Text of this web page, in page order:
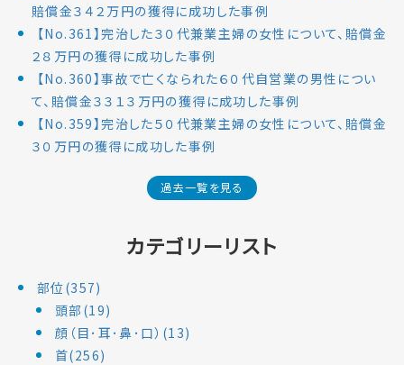
賠償金３４２万円の獲得に成功した事例
【No.361】完治した３０代兼業主婦の女性について、賠償金
２８万円の獲得に成功した事例
【No.360】事故で亡くなられた６０代自営業の男性につい
て、賠償金３３１３万円の獲得に成功した事例
【No.359】完治した５０代兼業主婦の女性について、賠償金
３０万円の獲得に成功した事例
過去一覧を見る
カテゴリーリスト
部位(357)
頭部(19)
顔（目･耳･鼻･口）(13)
首(256)